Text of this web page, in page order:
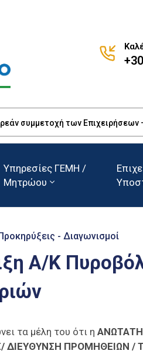
συμμετοχή των Επιχειρήσεων
Υπηρεσίες ΓΕΜΗ /
Μητρώου
Προκηρύξεις - Διαγωνισμοί
Α/Κ
τα μέλη του ότι η ΑΝΩΤΑΤΗ
ΔΙΕΥΘΥΝΣΗ ΠΡΟΜΗΘΕΙΩΝ /